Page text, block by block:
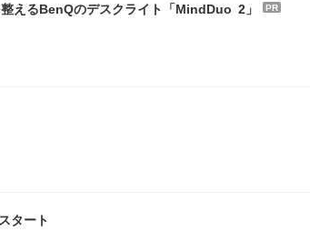
えるBenQのデスクライト「MindDuo 2」 PR
タート